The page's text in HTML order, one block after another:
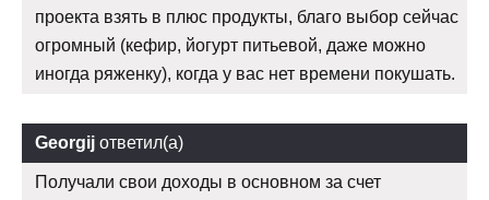
проекта взять в плюс продукты, благо выбор сейчас
огромный (кефир, йогурт питьевой, даже можно
иногда ряженку), когда у вас нет времени покушать.
Georgij ответил(а)
Получали свои доходы в основном за счет